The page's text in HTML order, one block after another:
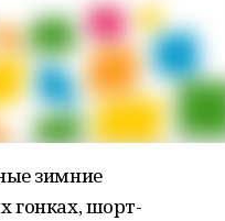
зимние
гонках, шорт-